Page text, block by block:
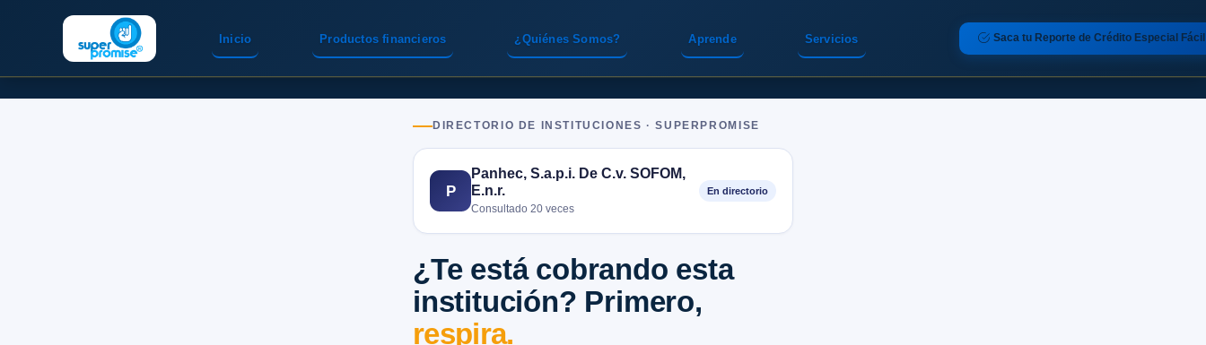
Inicio Servicios
Productos financieros ¿Quiénes Somos? Aprende Saca tu Reporte de Crédito Especial Fácil
DIRECTORIO DE INSTITUCIONES · SUPERPROMISE
P
Panhec, S.a.p.i. De C.v. SOFOM,
E.n.r.
Consultado 20 veces
En directorio
¿Te está cobrando esta
institución? Primero,
respira.